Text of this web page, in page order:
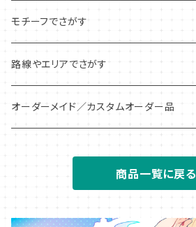
アクリルキーホルダー
アクリルチャーム
アンブレラ/ボトルマーカー
アクリルジオラマ
モチーフでさがす
ピクトグラム
信号・標識
仕業札・識別札
路線やエリアでさがす
全国
オーダーメイド／カスタムオーダー品
アクリルチャーム
商品一覧に戻る